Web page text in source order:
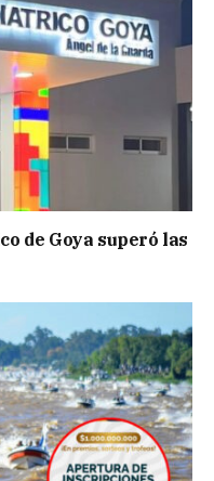
de Goya superó las